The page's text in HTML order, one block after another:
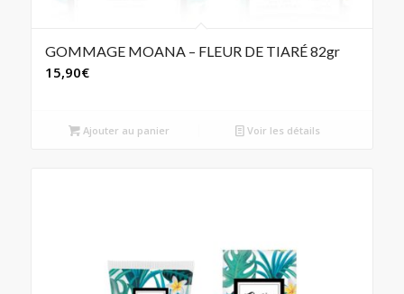
GOMMAGE MOANA – FLEUR DE TIARÉ 82gr
15,90€
Ajouter au panier Voir les détails